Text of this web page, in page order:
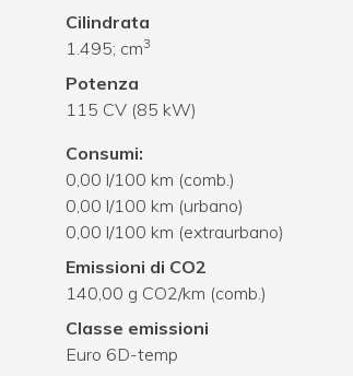
Cilindrata
1.495; cm3
Potenza
115 CV (85 kW)
Consumi:
0,00 l/100 km (comb.)
0,00 l/100 km (urbano)
0,00 l/100 km (extraurbano)
Emissioni di CO2
140,00 g CO2/km (comb.)
Classe emissioni
Euro 6D-temp